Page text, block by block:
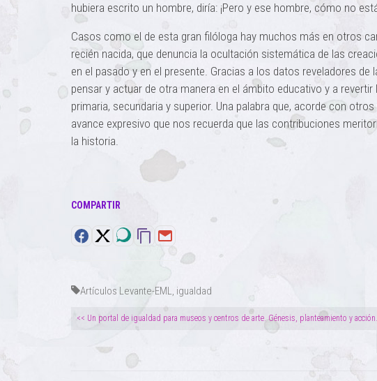
hubiera escrito un hombre, diría: ¡Pero y ese hombre, cómo no
Casos como el de esta gran filóloga hay muchos más en otros
recién nacida, que denuncia la ocultación sistemática de las
en el pasado y en el presente. Gracias a los datos reveladores
pensar y actuar de otra manera en el ámbito educativo y a
primaria, secundaria y superior. Una palabra que, acorde con
avance expresivo que nos recuerda que las contribuciones
la historia.
COMPARTIR
Artículos Levante-EML, igualdad
<< Un portal de igualdad para museos y centros de arte. Génesis, planteamiento y acción.